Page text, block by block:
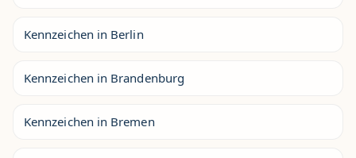
Kennzeichen in Berlin
Kennzeichen in Brandenburg
Kennzeichen in Bremen